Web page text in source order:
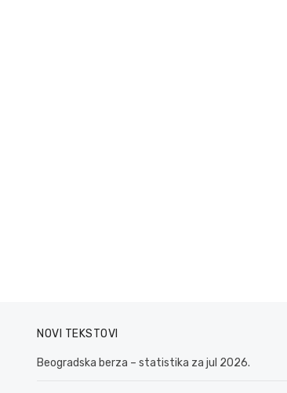
NOVI TEKSTOVI
Beogradska berza – statistika za jul 2026.